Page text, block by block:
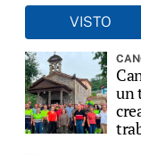
VISTO
un